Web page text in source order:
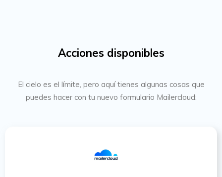
Acciones disponibles
El cielo es el límite, pero aquí tienes algunas cosas que
puedes hacer con tu nuevo formulario Mailercloud: